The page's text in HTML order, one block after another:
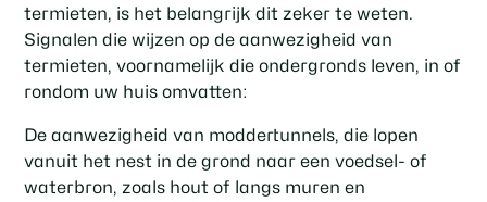
termieten, is het belangrijk dit zeker te weten.
Signalen die wijzen op de aanwezigheid van
termieten, voornamelijk die ondergronds leven, in of
rondom uw huis omvatten:
De aanwezigheid van moddertunnels, die lopen
vanuit het nest in de grond naar een voedsel- of
waterbron, zoals hout of langs muren en